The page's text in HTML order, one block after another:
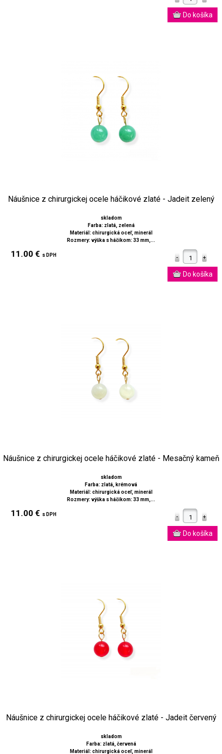
Náušnice z chirurgickej ocele háčikové zlaté - Jadeit zelený
skladom
Farba: zlatá, zelená
Materiál: chirurgická oceľ, minerál
Rozmery: výška s háčikom: 33 mm,...
11.00 € s DPH
Náušnice z chirurgickej ocele háčikové zlaté - Mesačný kameň
skladom
Farba: zlatá, krémová
Materiál: chirurgická oceľ, minerál
Rozmery: výška s háčikom: 33 mm,...
11.00 € s DPH
Náušnice z chirurgickej ocele háčikové zlaté - Jadeit červený
skladom
Farba: zlatá, červená
Materiál: chirurgická oceľ, minerál